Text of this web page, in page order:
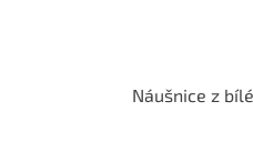
Náušnice z